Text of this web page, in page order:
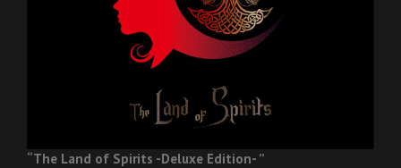
“The Land of Spirits -Deluxe Edition- ”